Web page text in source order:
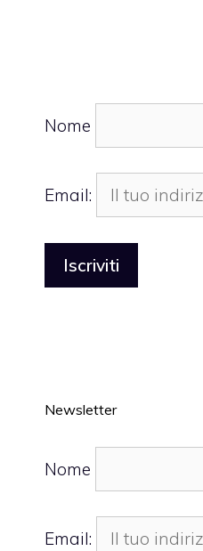
Nome
Email:
Newsletter
Nome
Email: